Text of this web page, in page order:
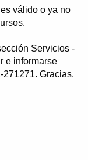
válido o ya no
Servicios -
e informarse
271271. Gracias.